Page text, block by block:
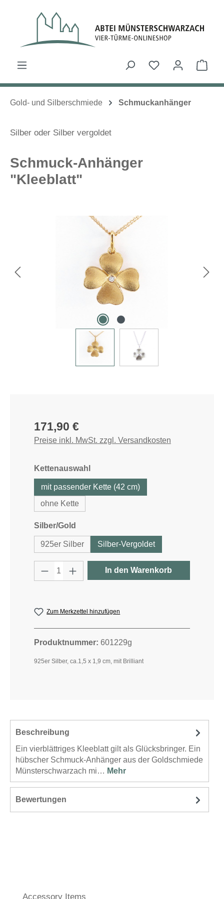
Zum Hauptinhalt springen
Du hast 0
Gold- und Silberschmiede Schmuckanhänger
Silber oder Silber vergoldet
Schmuck-Anhänger
"Kleeblatt"
Bildergalerie überspringen
Regulärer Preis:
171,90 €
Preise inkl. MwSt. zzgl. Versandkosten
Kettenauswahl auswählen
mit passender Kette (42 cm)
ohne Kette
Silber/Gold
925er Silber Silber-Vergoldet
Produkt Anzahl: Gib den
In den Warenkorb
Zum Merkzettel hinzufügen
Produktnummer: 601229g
925er Silber, ca.1,5 x 1,9 cm, mit Brilliant
Beschreibung
Ein vierblättriges Kleeblatt gilt als Glücksbringer. Ein
hübscher Schmuck-Anhänger aus der Goldschmiede
Münsterschwarzach mi… Mehr
Bewertungen
Produktgalerie überspringen
Accessory Items